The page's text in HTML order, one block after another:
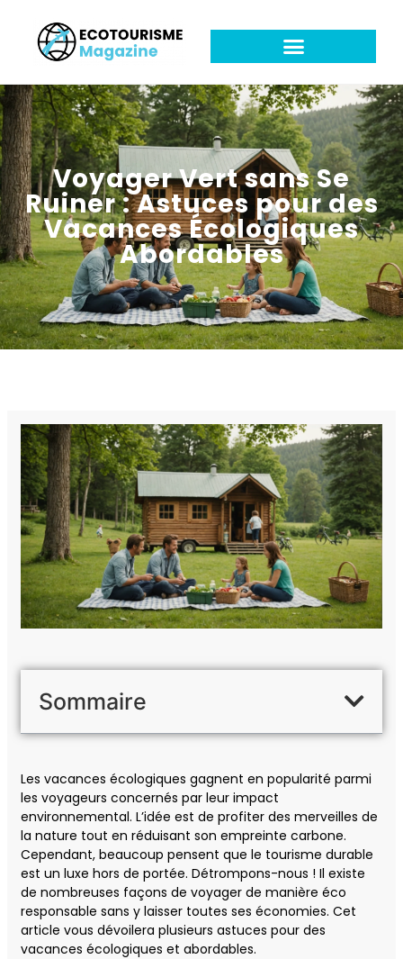
Voyager Vert sans Se
Ruiner : Astuces pour des
Vacances Écologiques
Abordables
Sommaire
Les vacances écologiques gagnent en popularité parmi
les voyageurs concernés par leur impact
environnemental. L’idée est de profiter des merveilles de
la nature tout en réduisant son empreinte carbone.
Cependant, beaucoup pensent que le tourisme durable
est un luxe hors de portée. Détrompons-nous ! Il existe
de nombreuses façons de voyager de manière éco
responsable sans y laisser toutes ses économies. Cet
article vous dévoilera plusieurs astuces pour des
vacances écologiques et abordables.